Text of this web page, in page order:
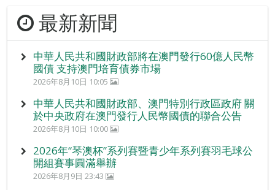
最新新聞
中華人民共和國財政部將在澳門發行60億人民幣
國債 支持澳門培育債券市場
2026年8月10日 10:05
中華人民共和國財政部、澳門特別行政區政府 關
於中央政府在澳門發行人民幣國債的聯合公告
2026年8月10日 10:00
2026年“琴澳杯”系列賽暨青少年系列賽羽毛球公
開組賽事圓滿舉辦
2026年8月9日 23:43